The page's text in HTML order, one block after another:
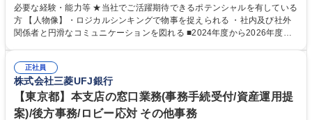
務 ■営業部門の企画スタッフ、ルート営業 【キャリアパス】入社後の配属
ポジションで一定期間ご活躍頂いた後、本人の適性及び将来のキャリアを
鑑みてジョブローテーションを行います。 【育成】OJTでの現場育成や研
表するインフラ企業 #ポテンシャル採用
必要な経験・能力等 ★当社でご活躍期待できるポテンシャルを有している
方 【人物像】・ロジカルシンキングで物事を捉えられる ・社内及び社外
関係者と円滑なコミュニケーションを図れる ■2024年度から2026年度ま
72.html ■エネルギーセキュリティの不安定化や気候変動による自然災害の
甚大化など、これまで以上に社会課題解決の重要性が高まっています。
「未来の日常」の創造に向けて持続可能な社会の実現に貢献してまいりま
す。 学歴・資格 学歴：大学院 大学 語学力： 資格：
正社員
株式会社三菱UFJ銀行
【東京都】本支店の窓口業務(事務手続受付/資産運用提
案)/後方事務/ロビー応対 その他事務